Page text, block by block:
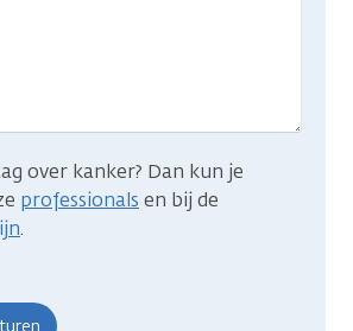
over kanker? Dan kun je
professionals en bij de
.